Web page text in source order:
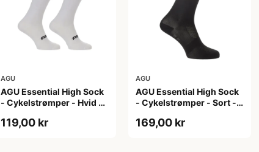
AGU
AGU Essential High Sock
- Cykelstrømper - Hvid -
119,00 kr
AGU
AGU Essential High Sock
- Cykelstrømper - Sort -
169,00 kr